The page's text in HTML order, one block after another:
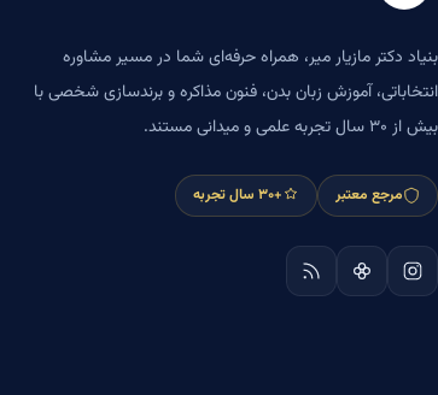
بنیاد دکتر مازیار میر، همراه حرفه‌ای شما در مسیر مشاوره
انتخاباتی، آموزش زبان بدن، فنون مذاکره و برندسازی شخصی با
بیش از ۳۰ سال تجربه علمی و میدانی مستند.
مرجع معتبر +۳۰ سال تجربه